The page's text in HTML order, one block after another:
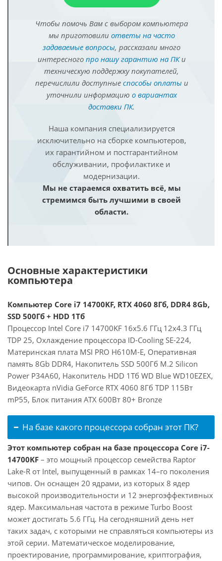
Чтобы помочь Вам с выбором компьютера
мы приготовили ответы на часто
задаваемые вопросы, рассказали много
интересного про нашу гарантию на ПКи
техническую поддержку покупателей,
перечислили доступные способы оплатыи
уточнили информацию о вариантах
доставки ПК.
Наша компания специализируется
исключительно на сборке компьютеров,
их гарантийном и постгарантийном
обслуживании, профилактике и
модернизации.
Мы не стараемся охватить всё, мы
стремимся быть лучшими в своей
области.
Основные характеристики
компьютера
Компьютер Core i7 14700KF, RTX 4060 8Гб, DDR4 8Gb,
SSD 500Гб + HDD 1Тб
Процессор Intel Core i7 14700KF 16x5.6 ГГц 12x4.3 ГГц
TDP 25, Охлаждение процессора ID-Cooling SE-224,
Материнская плата MSI PRO H610M-E, Оперативная
память 8Gb DDR4, Накопитель SSD 500Гб M.2 Silicon
Power P34A60, Накопитель HDD 1Тб WD Blue WD10EZEX,
Видеокарта nVidia GeForce RTX 4060 8Гб TDP 115Вт
mP55, Блок питания ATX 600Вт 80+ Bronze
На базе какого процессора собран этот ПК?
Этот компьютер собран на базе процессора Core i7-
14700KF – это мощный процессор семейства Raptor
Lake-R от Intel, выпущенный в рамках 14–го поколения
чипов. Он оснащен 20 ядрами, из которых 8 ядер
высокой производительности и 12 энергоэффективных
ядер. Максимальная частота в режиме Turbo Boost
может достигать 5.6 ГГц. На сегодняшний день нет
таких задач, с которыми не справляться компьютеры из
этой серии. Математическое моделирование,
проектирование, программирование, криптография,